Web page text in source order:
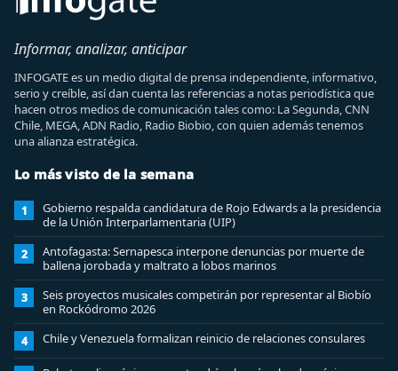
Informar, analizar, anticipar
INFOGATE es un medio digital de prensa independiente, informativo,
serio y creíble, así dan cuenta las referencias a notas periodística que
hacen otros medios de comunicación tales como: La Segunda, CNN
Chile, MEGA, ADN Radio, Radio Biobio, con quien además tenemos
una alianza estratégica.
Lo más visto de la semana
1
Gobierno respalda candidatura de Rojo Edwards a la presidencia
de la Unión Interparlamentaria (UIP)
2
Antofagasta: Sernapesca interpone denuncias por muerte de
ballena jorobada y maltrato a lobos marinos
3
Seis proyectos musicales competirán por representar al Biobío
en Rockódromo 2026
4 Chile y Venezuela formalizan reinicio de relaciones consulares